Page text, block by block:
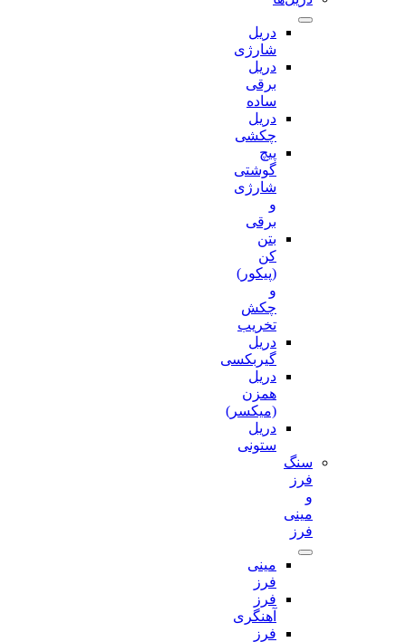
دریل
شارژی
دریل
دریل
چکشی
گوشتی
شارژی
(پیکور)
چکش
تخریب
دریل
گیربکسی
دریل
همزن
(میکسر)
دریل
ستونی
سنگ
مینی
فرز
آهنگری
فرز